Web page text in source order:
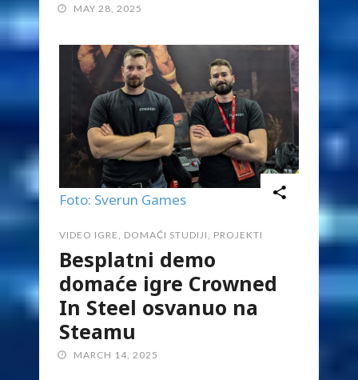
MAY 28, 2025
Foto: Sverun Games
VIDEO IGRE, DOMAĆI STUDIJI, PROJEKTI
Besplatni demo
domaće igre Crowned
In Steel osvanuo na
Steamu
MARCH 14, 2025